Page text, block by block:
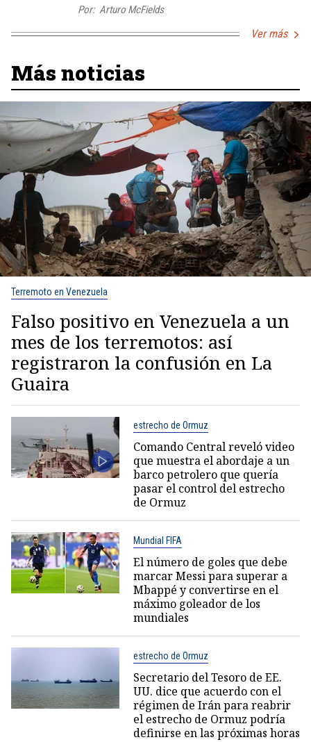
Por: Arturo McFields
Ver más
Más noticias
Terremoto en Venezuela
Falso positivo en Venezuela a un
mes de los terremotos: así
registraron la confusión en La
Guaira
estrecho de Ormuz
Comando Central reveló video
que muestra el abordaje a un
barco petrolero que quería
pasar el control del estrecho
de Ormuz
Mundial FIFA
El número de goles que debe
marcar Messi para superar a
Mbappé y convertirse en el
máximo goleador de los
mundiales
estrecho de Ormuz
Secretario del Tesoro de EE.
UU. dice que acuerdo con el
régimen de Irán para reabrir
el estrecho de Ormuz podría
definirse en las próximas horas